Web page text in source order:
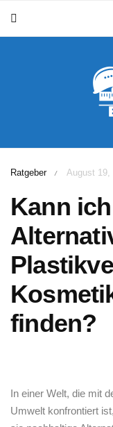
Ratgeber / August 19,
Kann
finden?
In einer Welt,‍ die mit
Umwelt konfrontiert